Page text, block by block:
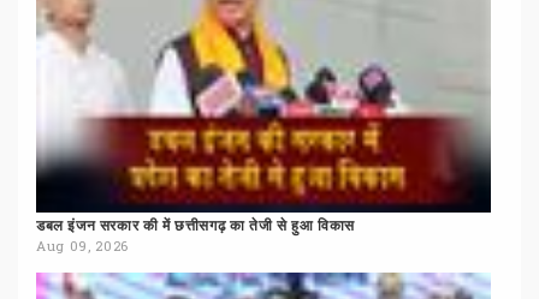
डबल इंजन सरकार की में छत्तीसगढ़ का तेजी से हुआ विकास
Aug 09, 2026